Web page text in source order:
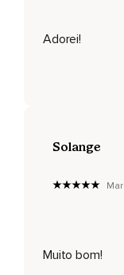
Precisamos estar
analisados ao
Adorei!
Solange
Muito bom!